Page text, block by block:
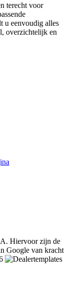
terecht voor
u eenvoudig alles
overzichtelijk en
Hiervoor zijn de
Google van kracht